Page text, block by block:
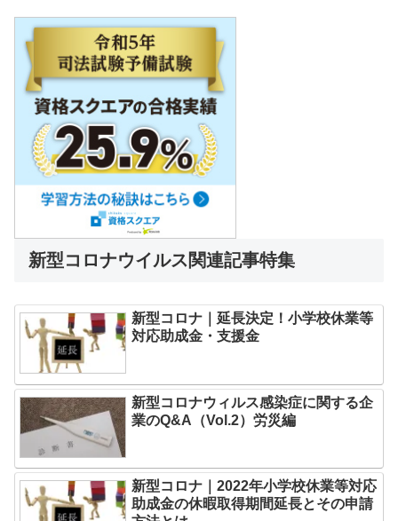
新型コロナウイルス関連記事特集
新型コロナ｜延長決定！小学校休業等
対応助成金・支援金
新型コロナウィルス感染症に関する企
業のQ&A（Vol.2）労災編
新型コロナ｜2022年小学校休業等対応
助成金の休暇取得期間延長とその申請